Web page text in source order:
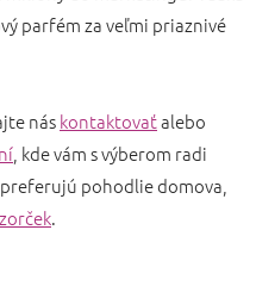
parfém za veľmi priaznivé
náskontaktovaťalebo
, kde vám s výberom radi
pohodlie domova,
.